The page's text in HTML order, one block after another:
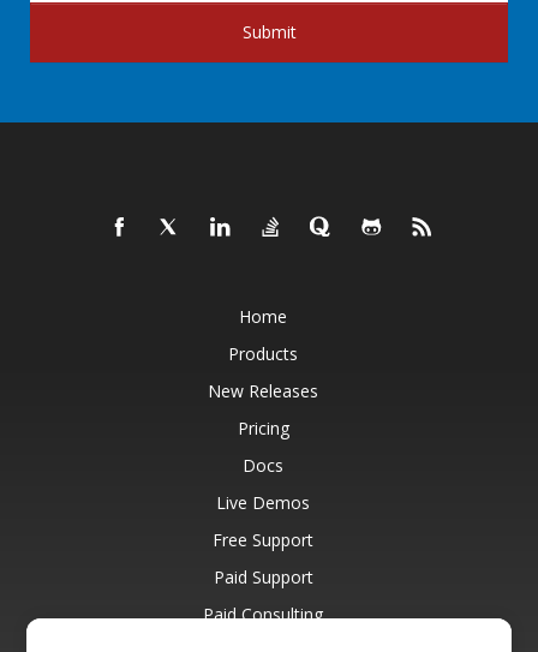
Submit
Home
Products
New Releases
Pricing
Docs
Live Demos
Free Support
Paid Support
Paid Consulting